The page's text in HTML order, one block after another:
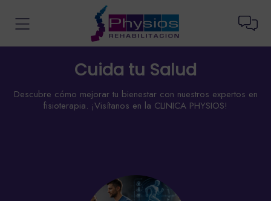
Cuida tu Salud
Descubre cómo mejorar tu bienestar con nuestros expertos en
fisioterapia. ¡Visítanos en la CLINICA PHYSIOS!